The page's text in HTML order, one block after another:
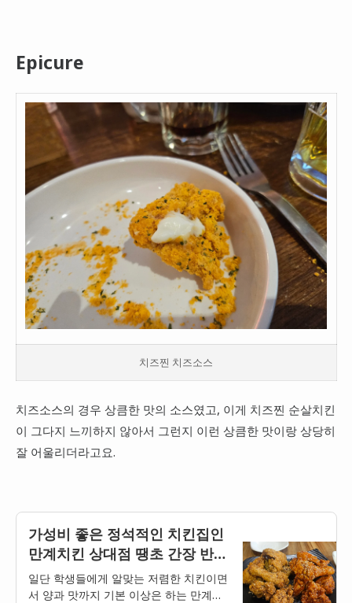
Epicure
치즈찐 치즈소스
치즈소스의 경우 상큼한 맛의 소스였고, 이게 치즈찐 순살치킨
이 그다지 느끼하지 않아서 그런지 이런 상큼한 맛이랑 상당히
잘 어울리더라고요.
가성비 좋은 정석적인 치킨집인
만계치킨 상대점 땡초 간장 반반
후기
일단 학생들에게 알맞는 저렴한 치킨이면
서 양과 맛까지 기본 이상은 하는 만계치